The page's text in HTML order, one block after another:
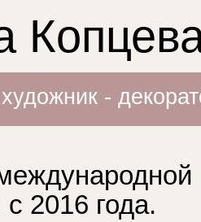
-
2016 года.